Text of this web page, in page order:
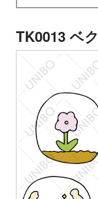
TK0013 ベ